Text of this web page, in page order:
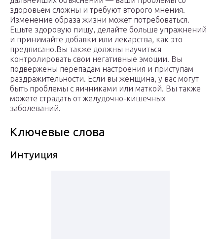
здоровьем сложны и требуют второго мнения.
Изменение образа жизни может потребоваться.
Ешьте здоровую пищу, делайте больше упражнений
и принимайте добавки или лекарства, как это
предписано.Вы также должны научиться
контролировать свои негативные эмоции. Вы
подвержены перепадам настроения и приступам
раздражительности. Если вы женщина, у вас могут
быть проблемы с яичниками или маткой. Вы также
можете страдать от желудочно-кишечных
заболеваний.
Ключевые слова
Интуиция